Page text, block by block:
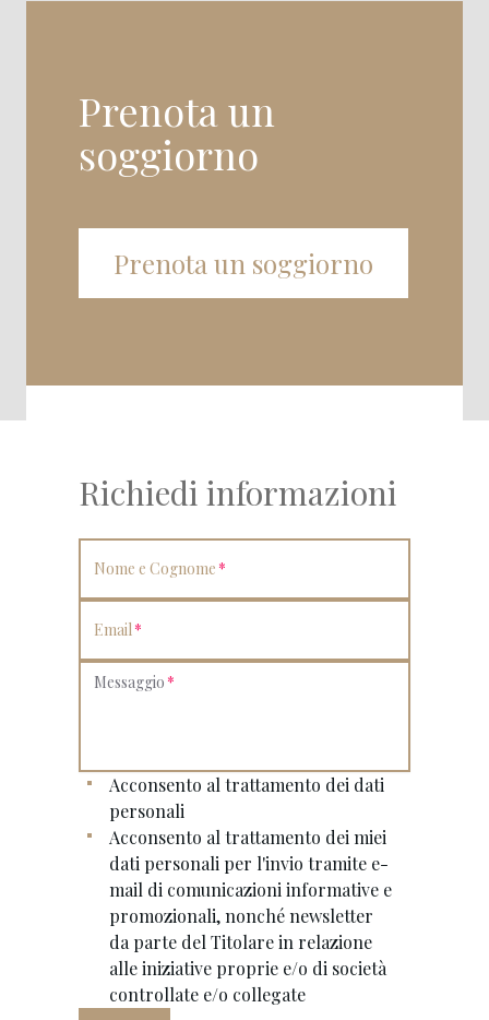
Prenota un
soggiorno
Prenota un soggiorno
Richiedi informazioni
Nome e Cognome
Email
Messaggio
Acconsento al trattamento dei dati
personali
Acconsento al trattamento dei miei
dati personali per l'invio tramite e-
mail di comunicazioni informative e
promozionali, nonché newsletter
da parte del Titolare in relazione
alle iniziative proprie e/o di società
controllate e/o collegate